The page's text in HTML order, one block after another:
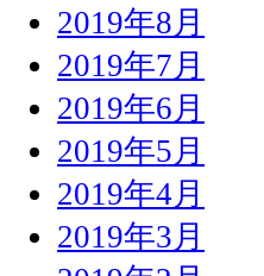
2019年8月
2019年7月
2019年6月
2019年5月
2019年4月
2019年3月